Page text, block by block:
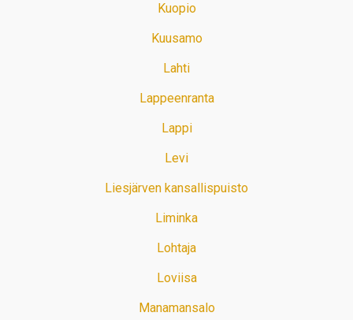
Kuopio
Kuusamo
Lahti
Lappeenranta
Lappi
Levi
Liesjärven kansallispuisto
Liminka
Lohtaja
Loviisa
Manamansalo